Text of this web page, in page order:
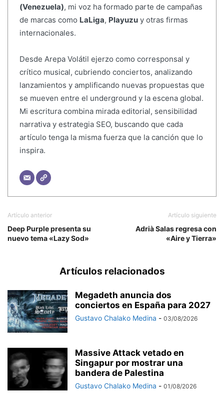
(Venezuela), mi voz ha formado parte de campañas
de marcas como LaLiga, Playuzuy otras firmas
internacionales.
Desde Arepa Volátil ejerzo como corresponsal y
crítico musical, cubriendo conciertos, analizando
lanzamientos y amplificando nuevas propuestas que
se mueven entre el underground y la escena global.
Mi escritura combina mirada editorial, sensibilidad
narrativa y estrategia SEO, buscando que cada
artículo tenga la misma fuerza que la canción que lo
inspira.
Artículo anterior
Deep Purple presenta su
nuevo tema «Lazy Sod»
Artículo siguiente
Adrià Salas regresa con
«Aire y Tierra»
Artículos relacionados
Megadeth anuncia dos
conciertos en España para 2027
Gustavo Chalako Medina - 03/08/2026
Massive Attack vetado en
Singapur por mostrar una
bandera de Palestina
Gustavo Chalako Medina - 01/08/2026